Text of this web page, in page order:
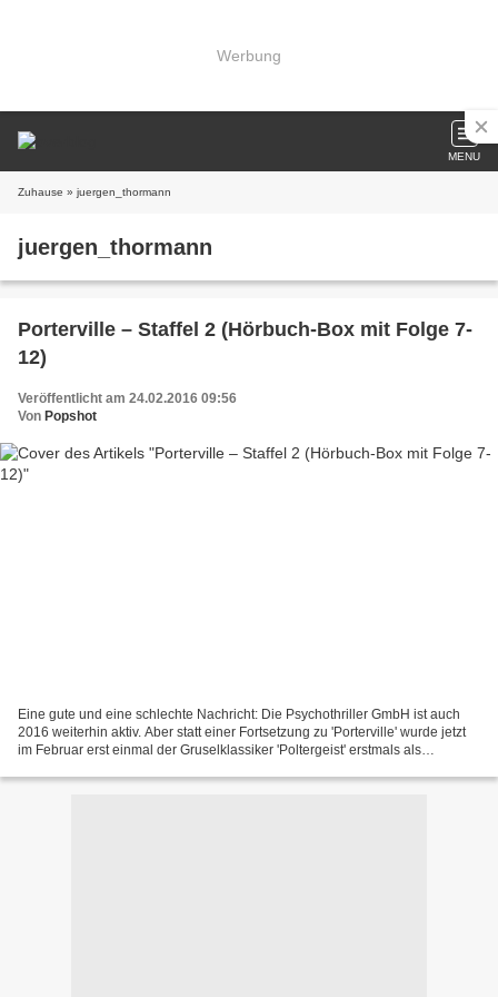
Werbung
MENU
Zuhause » juergen_thormann
juergen_thormann
Porterville – Staffel 2 (Hörbuch-Box mit Folge 7-
12)
Veröffentlicht am 24.02.2016 09:56
Von Popshot
Eine gute und eine schlechte Nachricht: Die Psychothriller GmbH ist auch
2016 weiterhin aktiv. Aber statt einer Fortsetzung zu 'Porterville' wurde jetzt
im Februar erst einmal der Gruselklassiker 'Poltergeist' erstmals als